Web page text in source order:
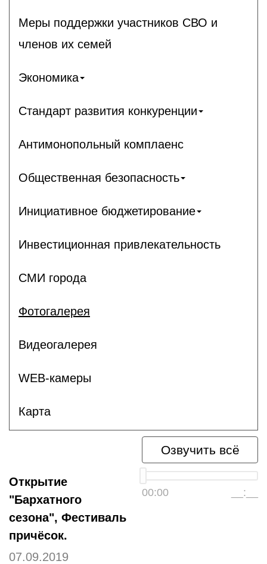
Меры поддержки участников СВО и
членов их семей
Экономика
Стандарт развития конкуренции
Антимонопольный комплаенс
Общественная безопасность
Инициативное бюджетирование
Инвестиционная привлекательность
СМИ города
Фотогалерея
Видеогалерея
WEB-камеры
Карта
Озвучить всё
00:00 __:__
Открытие
"Бархатного
сезона", Фестиваль
причёсок.
07.09.2019